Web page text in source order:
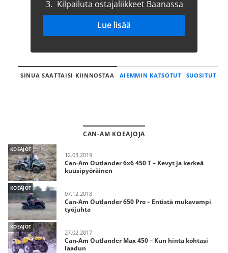
3. Kilpailuta ostajaliikkeet Baanassa
Lue lisää
SINUA SAATTAISI KIINNOSTAA AIEMMIN KATSOTUT SUOSITUT
CAN-AM KOEAJOJA
KOEAJOT
12.03.2019
Can-Am Outlander 6x6 450 T – Kevyt ja kerkeä
kuusipyöräinen
KOEAJOT
07.12.2018
Can-Am Outlander 650 Pro – Entistä mukavampi
työjuhta
KOEAJOT
27.02.2017
Can-Am Outlander Max 450 – Kun hinta kohtasi
laadun